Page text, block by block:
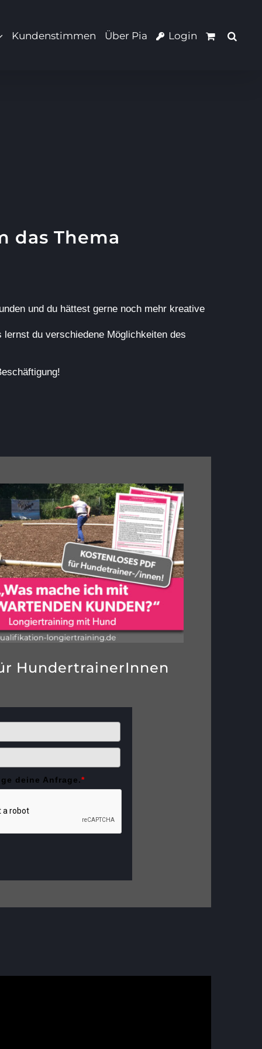
Kundenstimmen Über Pia Login
das Thema
und du hättest gerne noch mehr kreative
du verschiedene Möglichkeiten des
HundertrainerInnen
deine Anfrage.*